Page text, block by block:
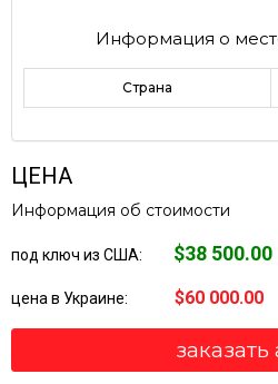
Информация о
Страна
ЦЕНА
Информация об стоимости
под ключ из США: $38 500.00
цена в Украине: $60 000.00
заказать